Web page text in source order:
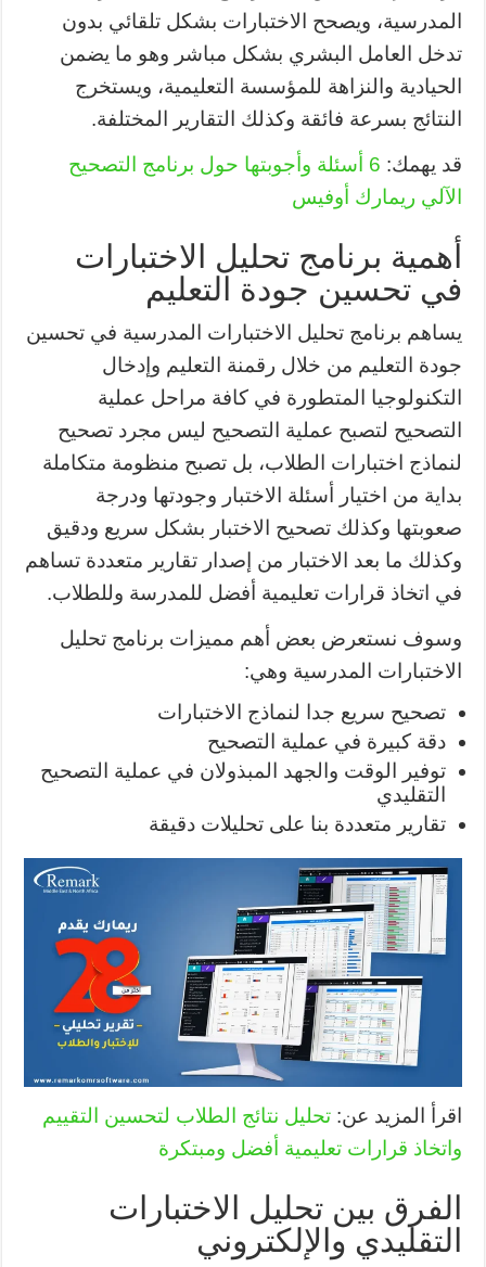
المدرسية، ويصحح الاختبارات بشكل تلقائي بدون
تدخل العامل البشري بشكل مباشر وهو ما يضمن
الحيادية والنزاهة للمؤسسة التعليمية، ويستخرج
النتائج بسرعة فائقة وكذلك التقارير المختلفة.
قد يهمك:
6 أسئلة وأجوبتها حول برنامج التصحيح
الآلي ريمارك أوفيس
أهمية برنامج تحليل الاختبارات
في تحسين جودة التعليم
يساهم برنامج تحليل الاختبارات المدرسية في تحسين
جودة التعليم من خلال رقمنة التعليم وإدخال
التكنولوجيا المتطورة في كافة مراحل عملية
التصحيح لتصبح عملية التصحيح ليس مجرد تصحيح
لنماذج اختبارات الطلاب، بل تصبح منظومة متكاملة
بداية من اختيار أسئلة الاختبار وجودتها ودرجة
صعوبتها وكذلك تصحيح الاختبار بشكل سريع ودقيق
وكذلك ما بعد الاختبار من إصدار تقارير متعددة تساهم
في اتخاذ قرارات تعليمية أفضل للمدرسة وللطلاب.
وسوف نستعرض بعض أهم مميزات برنامج تحليل
الاختبارات المدرسية وهي:
تصحيح سريع جدا لنماذج الاختبارات
دقة كبيرة في عملية التصحيح
توفير الوقت والجهد المبذولان في عملية التصحيح
التقليدي
تقارير متعددة بنا على تحليلات دقيقة
اقرأ المزيد عن:تحليل نتائج الطلاب لتحسين التقييم
واتخاذ قرارات تعليمية أفضل ومبتكرة
الفرق بين تحليل الاختبارات
التقليدي والإلكتروني